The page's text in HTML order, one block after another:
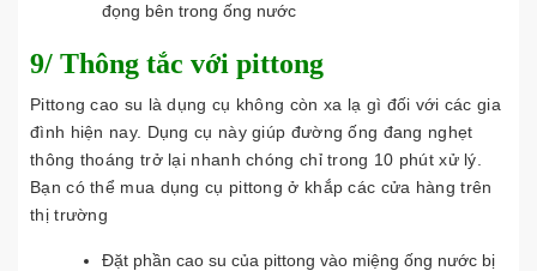
đọng bên trong ống nước
9/ Thông tắc với pittong
Pittong cao su là dụng cụ không còn xa lạ gì đối với các gia
đình hiện nay. Dụng cụ này giúp đường ống đang nghẹt
thông thoáng trở lại nhanh chóng chỉ trong 10 phút xử lý.
Bạn có thể mua dụng cụ pittong ở khắp các cửa hàng trên
thị trường
Đặt phần cao su của pittong vào miệng ống nước bị